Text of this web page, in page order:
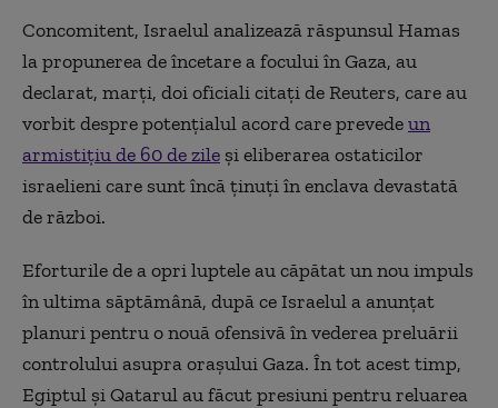
Concomitent, Israelul analizează răspunsul Hamas
la propunerea de încetare a focului în Gaza, au
declarat, marți, doi oficiali citați de Reuters, care au
vorbit despre potențialul acord care prevedeun
armistițiu de 60 de zile și eliberarea ostaticilor
israelieni care sunt încă ținuți în enclava devastată
de război.
Eforturile de a opri luptele au căpătat un nou impuls
în ultima săptămână, după ce Israelul a anunțat
planuri pentru o nouă ofensivă în vederea preluării
controlului asupra orașului Gaza. În tot acest timp,
Egiptul și Qatarul au făcut presiuni pentru reluarea